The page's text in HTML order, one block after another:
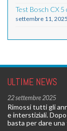
Test Bosch CX
settembre 11, 2025
ULTIME NEWS
22 settembre 2025
Rimossi tutti gli
e interstiziali.
basta per dare